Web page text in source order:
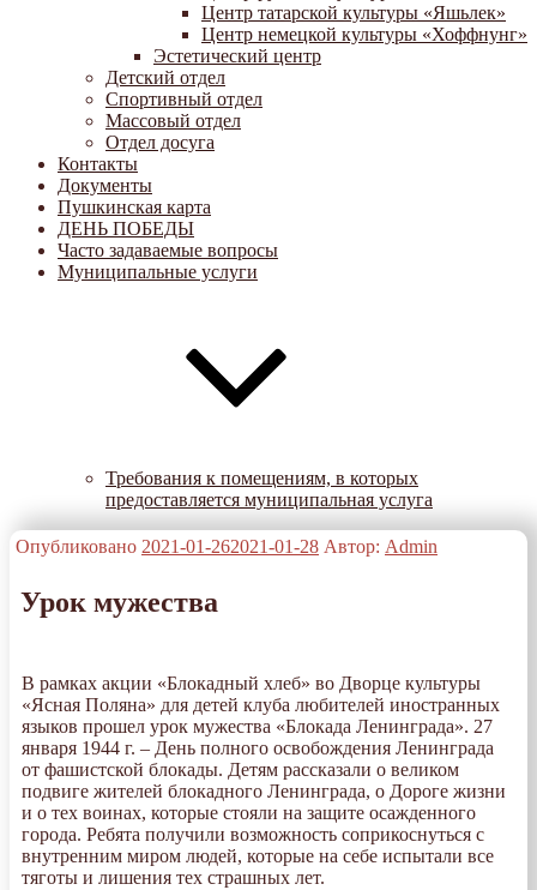
Центр татарской культуры «Яшьлек»
Центр немецкой культуры «Хоффнунг»
Эстетический центр
Детский отдел
Спортивный отдел
Массовый отдел
Отдел досуга
Контакты
Документы
Пушкинская карта
ДЕНЬ ПОБЕДЫ
Часто задаваемые вопросы
Муниципальные услуги
Требования к помещениям, в которых
предоставляется муниципальная услуга
Опубликовано 2021-01-262021-01-28 Автор: Admin
Урок мужества
В рамках акции «Блокадный хлеб» во Дворце культуры
«Ясная Поляна» для детей клуба любителей иностранных
языков прошел урок мужества «Блокада Ленинграда». 27
января 1944 г. – День полного освобождения Ленинграда
от фашистской блокады. Детям рассказали о великом
подвиге жителей блокадного Ленинграда, о Дороге жизни
и о тех воинах, которые стояли на защите осажденного
города. Ребята получили возможность соприкоснуться с
внутренним миром людей, которые на себе испытали все
тяготы и лишения тех страшных лет.